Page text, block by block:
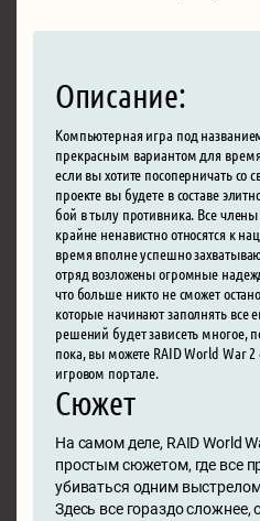
Описание:
Компьютерная игра под
прекрасным вариантом для
если вы хотите посоперничать со
проекте вы будете в составе
бой в тылу противника. Все
крайне ненавистно относятся к
время вполне успешно
отряд возложены огромные
что больше никто не сможет
которые начинают заполнять все
решений будет зависеть многое,
пока, вы можете RAID World War
игровом портале.
Сюжет
На самом деле, RAID World
простым сюжетом, где все
убиваться одним
Здесь все гораздо сложнее,